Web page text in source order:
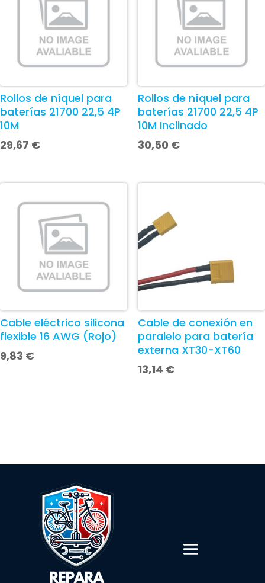
Rollos de níquel para
baterías 21700 22,5 4P
10M
29,67 €
Rollos de níquel para
baterías 21700 22,5 4P
10M Inclinado
30,50 €
Cable eléctrico silicona
flexible 16 AWG (Rojo)
9,83 €
Cable de conexión en
paralelo para batería
externa XT30-XT60
13,14 €